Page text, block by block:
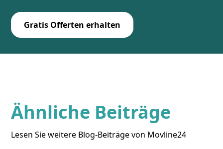
Gratis Offerten erhalten
Ähnliche Beiträge
Lesen Sie weitere Blog-Beiträge von Movline24